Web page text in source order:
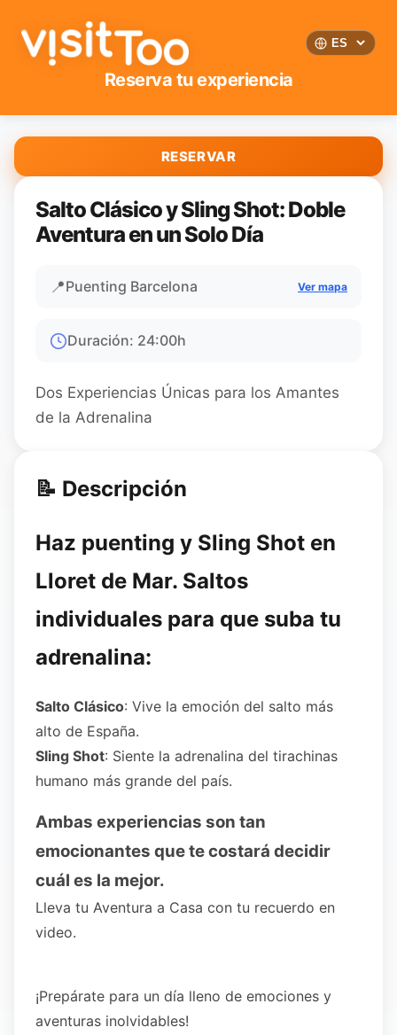
Reserva tu experiencia
RESERVAR
Salto Clásico y Sling Shot: Doble
Aventura en un Solo Día
📍Puenting Barcelona Ver mapa
Duración: 24:00h
Dos Experiencias Únicas para los Amantes
de la Adrenalina
📝 Descripción
Haz puenting y Sling Shot en
Lloret de Mar. Saltos
individuales para que suba tu
adrenalina:
Salto Clásico: Vive la emoción del salto más
alto de España.
Sling Shot: Siente la adrenalina del tirachinas
humano más grande del país.
Ambas experiencias son tan
emocionantes que te costará decidir
cuál es la mejor.
Lleva tu Aventura a Casa con tu recuerdo en
video.
¡Prepárate para un día lleno de emociones y
aventuras inolvidables!